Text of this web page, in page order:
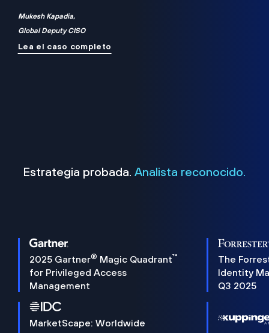
Mukesh Kapadia,
Global Deputy CISO
Lea el caso completo
Estrategia probada. Analista reconocido.
2025 Gartner® Magic Quadrant™
for Privileged Access
Management
The
Identity
Q3 2025
MarketScape: Worldwide